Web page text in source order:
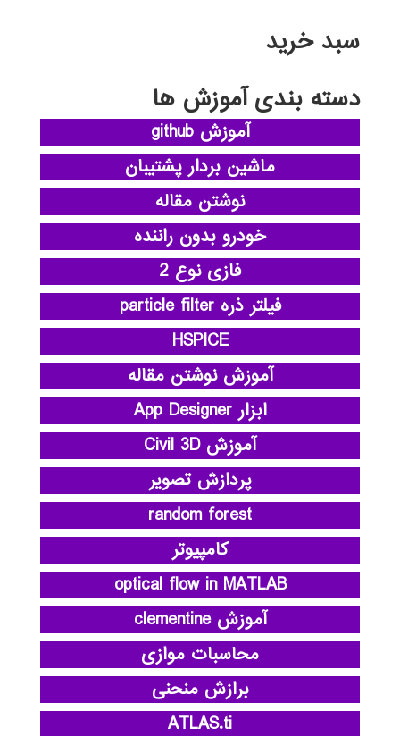
سبد خرید
دسته بندی آموزش ها
آموزش github
ماشین بردار پشتیبان
نوشتن مقاله
خودرو بدون راننده
فازی نوع 2
فیلتر ذره particle filter
HSPICE
آموزش نوشتن مقاله
ابزار App Designer
آموزش Civil 3D
پردازش تصویر
random forest
کامپیوتر
optical flow in MATLAB
آموزش clementine
محاسبات موازی
برازش منحنی
ATLAS.ti